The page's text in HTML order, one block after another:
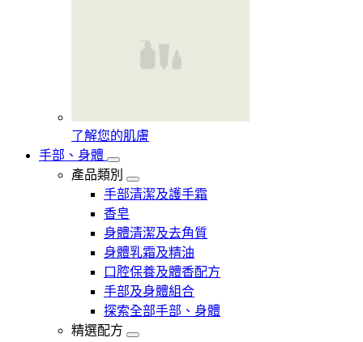
了解您的肌膚
手部、身體
產品類別
手部清潔及護手霜
香皂
身體清潔及去角質
身體乳霜及精油
口腔保養及體香配方
手部及身體組合
探索全部手部、身體
精選配方